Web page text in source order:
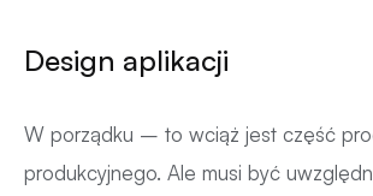
Design aplikacji
W porządku – to wciąż jest część
produkcyjnego. Ale musi być